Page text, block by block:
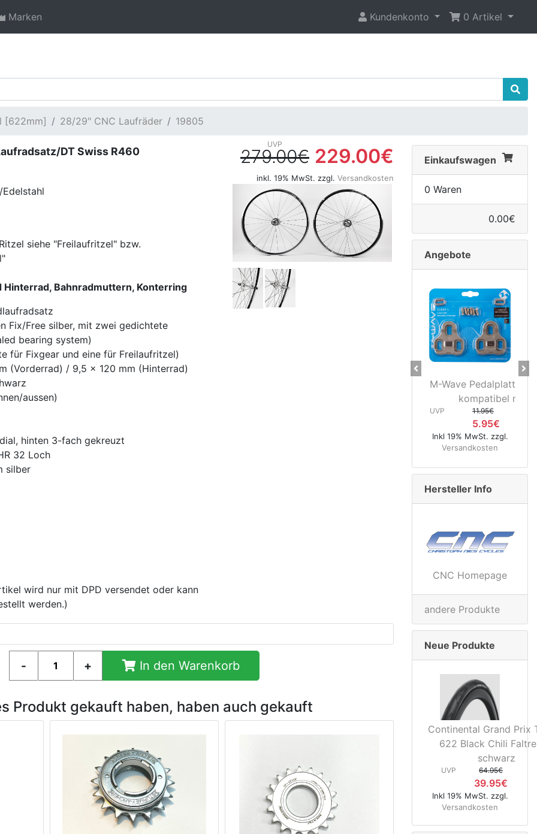
Marken Kundenkonto 0 Artikel
[622mm] 28/29" CNC Laufräder 19805
DT Swiss R460
279.00€ 229.00€
inkl. 19% MwSt. zzgl. Versandkosten
siehe "Freilaufritzel" bzw.
Bahnradmuttern, Konterring
Fix/Free silber, mit zwei gedichtete
bearing system)
für Fixgear und eine für Freilaufritzel)
(Vorderrad) / 9,5 x 120 mm (Hinterrad)
aussen)
hinten 3-fach gekreuzt
32 Loch
silber
wird nur mit DPD versendet oder kann
werden.)
In den Warenkorb
Produkt gekauft haben, haben auch gekauft
Einkaufswagen
0 Waren
0.00€
Angebote
M-Wave Pedalplatten grau 5°
kompatibel mit...
11.95€
Inkl 19% MwSt. zzgl.
Versandkosten
UVP
Inkl 19%
Previous
Hersteller Info
CNC Homepage
andere Produkte
Neue Produkte
Continental Grand Prix
622 Black Chili
schwarz
UVP 64.95€
39.95€
Inkl 19% MwSt. zzgl.
Versandkosten